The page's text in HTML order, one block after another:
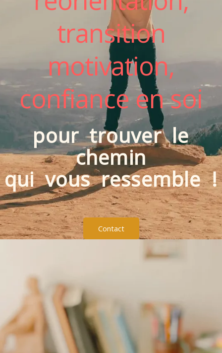
transition
motivation,
confiance en soi
pour trouver le
chemin
qui vous ressemble !
Contact